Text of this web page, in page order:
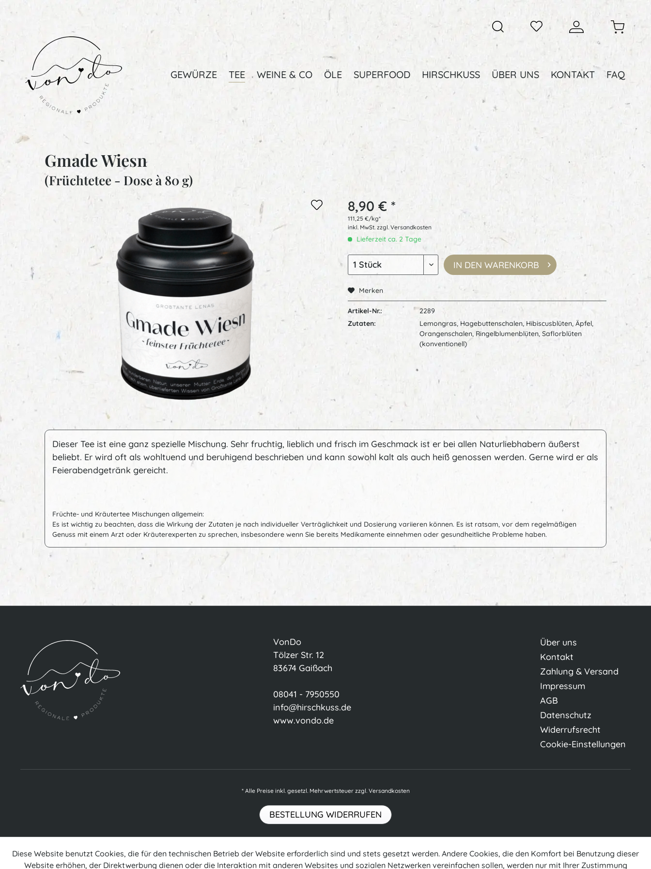
GEWÜRZE TEE WEINE & CO ÖLE SUPERFOOD HIRSCHKUSS ÜBER UNS KONTAKT FAQ
Gmade Wiesn
(Früchtetee - Dose à 80 g)
8,90 € *
111,25 €/kg*
inkl. MwSt.zzgl. Versandkosten
Lieferzeit ca. 2 Tage
IN DEN WARENKORB
Merken
Artikel-Nr.:
2289
Zutaten:
Lemongras, Hagebuttenschalen, Hibiscusblüten, Äpfel,
Orangenschalen, Ringelblumenblüten, Saflorblüten
(konventionell)
Dieser Tee ist eine ganz spezielle Mischung. Sehr fruchtig, lieblich und frisch im Geschmack ist er bei allen Naturliebhabern äußerst
beliebt. Er wird oft als wohltuend und beruhigend beschrieben und kann sowohl kalt als auch heiß genossen werden. Gerne wird er als
Feierabendgetränk gereicht.
Früchte- und Kräutertee Mischungen allgemein:
Es ist wichtig zu beachten, dass die Wirkung der Zutaten je nach individueller Verträglichkeit und Dosierung variieren können. Es ist ratsam, vor dem regelmäßigen
Genuss mit einem Arzt oder Kräuterexperten zu sprechen, insbesondere wenn Sie bereits Medikamente einnehmen oder gesundheitliche Probleme haben.
VonDo
Tölzer Str. 12
83674 Gaißach
08041 - 7950550
info@hirschkuss.de
www.vondo.de
Über uns
Kontakt
Zahlung & Versand
Impressum
AGB
Datenschutz
Widerrufsrecht
Cookie-Einstellungen
* Alle Preise inkl. gesetzl. Mehrwertsteuer zzgl. Versandkosten
BESTELLUNG WIDERRUFEN
Diese Website benutzt Cookies, die für den technischen Betrieb der Website erforderlich sind und stets gesetzt werden. Andere Cookies, die den Komfort bei Benutzung dieser
Website erhöhen, der Direktwerbung dienen oder die Interaktion mit anderen Websites und sozialen Netzwerken vereinfachen sollen, werden nur mit Ihrer Zustimmung